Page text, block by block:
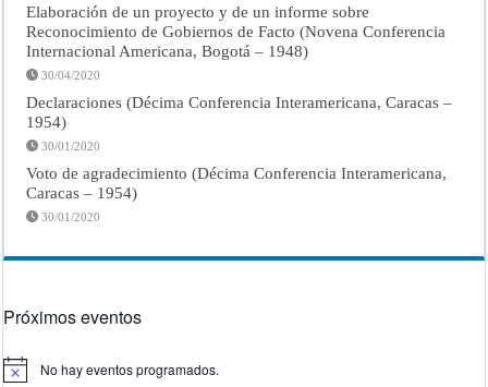
Elaboración de un proyecto y de un informe sobre
Reconocimiento de Gobiernos de Facto (Novena Conferencia
Internacional Americana, Bogotá – 1948)
30/04/2020
Declaraciones (Décima Conferencia Interamericana, Caracas –
1954)
30/01/2020
Voto de agradecimiento (Décima Conferencia Interamericana,
Caracas – 1954)
30/01/2020
Próximos eventos
Aviso No hay eventos programados.